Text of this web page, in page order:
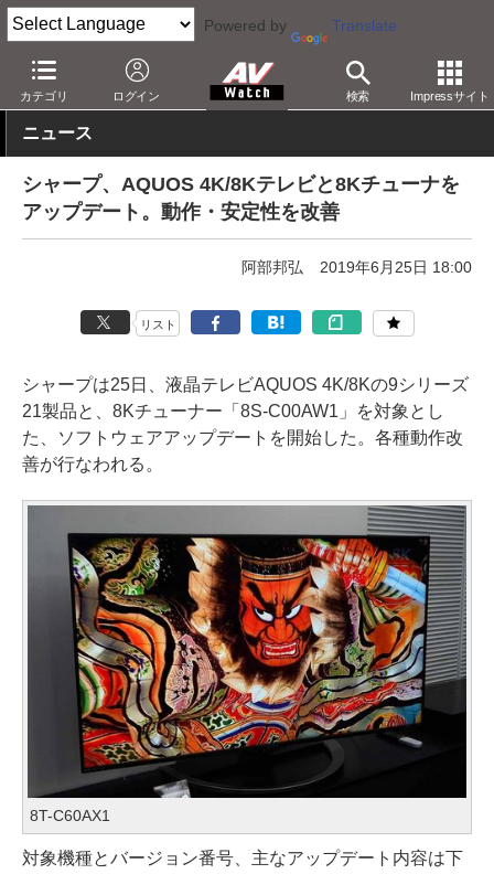
Powered by Translate
カテゴリ ログイン 検索 Impressサイト
AV Watch 製品 テレビ シャープ
ニュース
シャープ、AQUOS 4K/8Kテレビと8Kチューナを
アップデート。動作・安定性を改善
阿部邦弘 2019年6月25日 18:00
リスト
シャープは25日、液晶テレビAQUOS 4K/8Kの9シリーズ
21製品と、8Kチューナー「8S-C00AW1」を対象とし
た、ソフトウェアアップデートを開始した。各種動作改
善が行なわれる。
8T-C60AX1
対象機種とバージョン番号、主なアップデート内容は下